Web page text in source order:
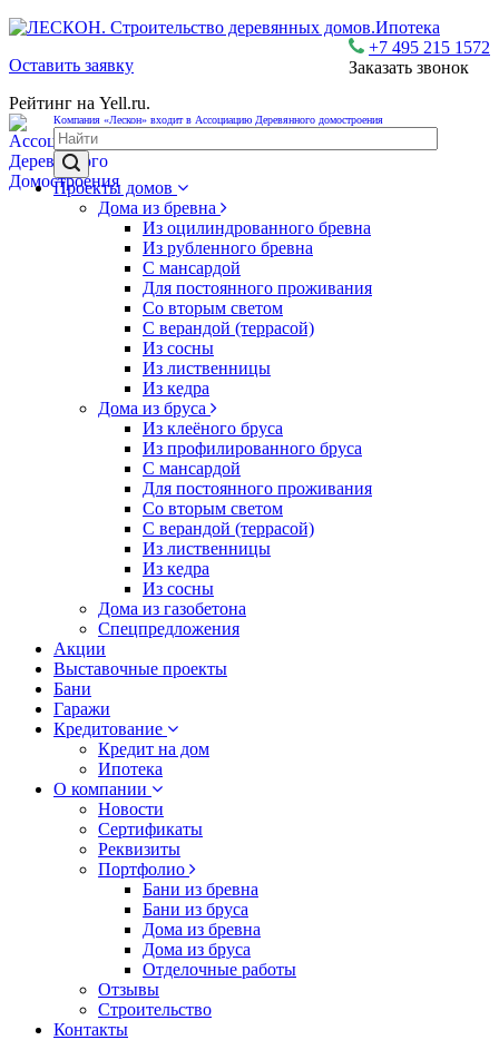
+7 495 215 1572
Заказать звонок
Ипотека
Оставить заявку
Рейтинг на Yell.ru.
Компания «Лескон» входит в Ассоциацию Деревянного домостроения
Проекты домов
Дома из бревна
Из оцилиндрованного бревна
Из рубленного бревна
С мансардой
Для постоянного проживания
Со вторым светом
С верандой (террасой)
Из сосны
Из лиственницы
Из кедра
Дома из бруса
Из клеёного бруса
Из профилированного бруса
С мансардой
Для постоянного проживания
Со вторым светом
С верандой (террасой)
Из лиственницы
Из кедра
Из сосны
Дома из газобетона
Спецпредложения
Акции
Выставочные проекты
Бани
Гаражи
Кредитование
Кредит на дом
Ипотека
О компании
Новости
Сертификаты
Реквизиты
Портфолио
Бани из бревна
Бани из бруса
Дома из бревна
Дома из бруса
Отделочные работы
Отзывы
Строительство
Контакты